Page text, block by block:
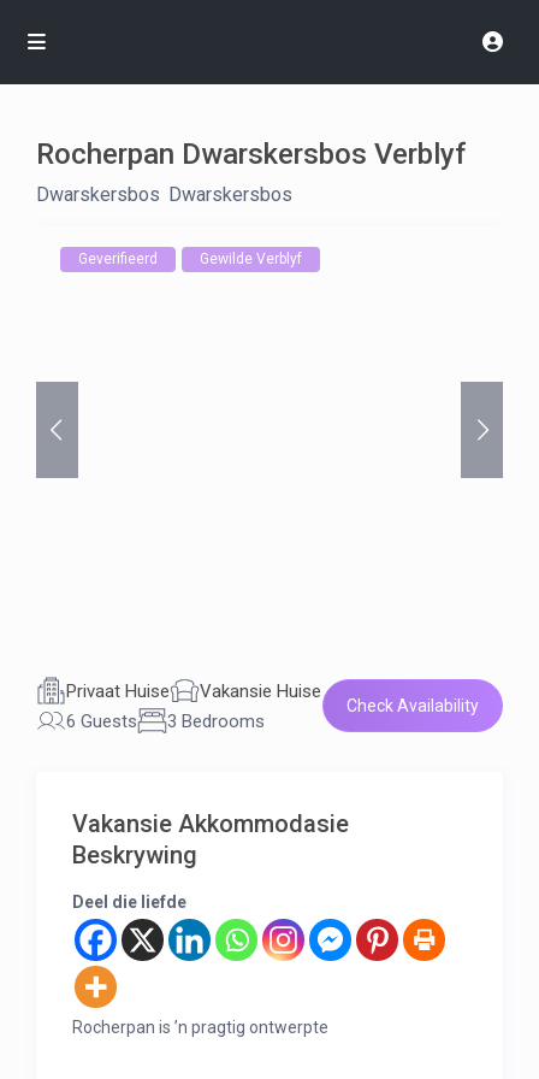
Rocherpan Dwarskersbos Verblyf
Dwarskersbos Dwarskersbos
Geverifieerd Gewilde Verblyf
Privaat Huise
Vakansie Huise
6 Guests
3 Bedrooms
Check Availability
Vakansie Akkommodasie
Beskrywing
Deel die liefde
Rocherpan is ’n pragtig ontwerpte